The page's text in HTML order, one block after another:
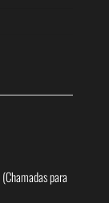
(Chamadas para